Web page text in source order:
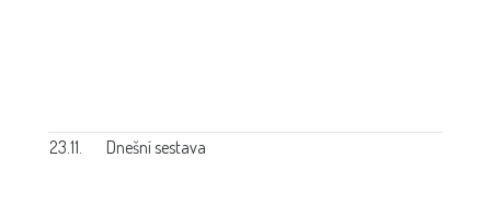
23.11. Dnešní sestava